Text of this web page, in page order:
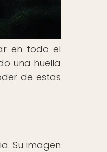
en todo el
una huella
de estas
Su imagen